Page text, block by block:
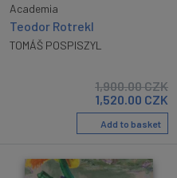
Academia
Teodor Rotrekl
TOMÁŠ POSPISZYL
1,900.00CZK
1,520.00 CZK
Add to basket